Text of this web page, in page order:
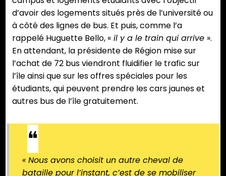
d’avoir des logements situés près de l’université ou
à côté des lignes de bus. Et puis, comme l’a
rappelé Huguette Bello, « il y a le train qui arrive ».
En attendant, la présidente de Région mise sur
l’achat de 72 bus viendront fluidifier le trafic sur
l’île ainsi que sur les offres spéciales pour les
étudiants, qui peuvent prendre les cars jaunes et
autres bus de l’île gratuitement.
« Nous avons choisit un autre cheval de
bataille pour l’instant, c’est de se mobiliser